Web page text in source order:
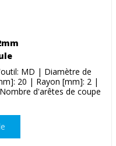
MD | Diamètre de
20 | Rayon [mm]: 2 |
d'arêtes de coupe